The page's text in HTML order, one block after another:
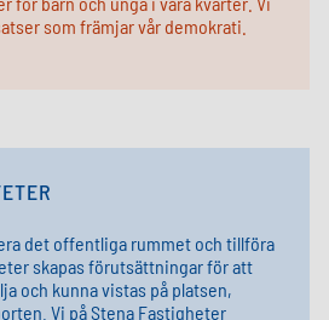
som främjar vår demokrati.
det offentliga rummet och tillföra
skapas förutsättningar för att
och kunna vistas på platsen,
Vi på Stena Fastigheter